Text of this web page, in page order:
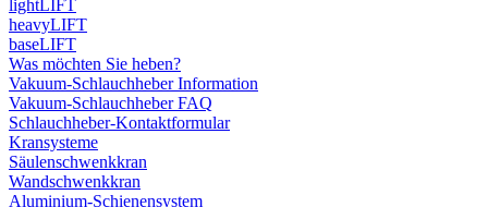
lightLIFT
heavyLIFT
baseLIFT
Was möchten Sie heben?
Vakuum-Schlauchheber Information
Vakuum-Schlauchheber FAQ
Schlauchheber-Kontaktformular
Kransysteme
Säulenschwenkkran
Wandschwenkkran
Aluminium-Schienensystem